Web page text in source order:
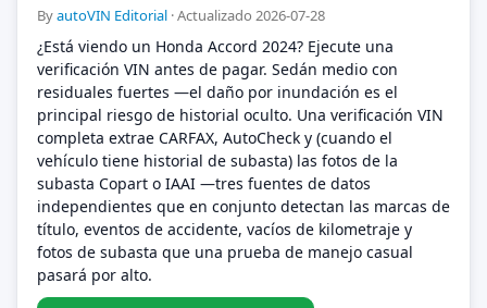
ByautoVIN Editorial ·Actualizado 2026-07-28
¿Está viendo un Honda Accord 2024? Ejecute una
verificación VIN antes de pagar. Sedán medio con
residuales fuertes —el daño por inundación es el
principal riesgo de historial oculto. Una verificación VIN
completa extrae CARFAX, AutoCheck y (cuando el
vehículo tiene historial de subasta) las fotos de la
subasta Copart o IAAI —tres fuentes de datos
independientes que en conjunto detectan las marcas de
título, eventos de accidente, vacíos de kilometraje y
fotos de subasta que una prueba de manejo casual
pasará por alto.